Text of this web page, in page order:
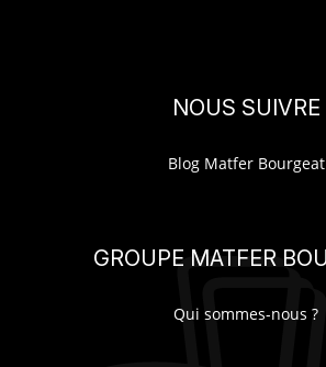
NOUS SUIVRE
Blog Matfer Bourgeat
GROUPE MATFER
Qui sommes-nous ?